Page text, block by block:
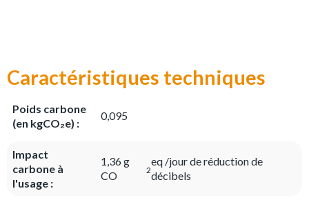
Caractéristiques techniques
Poids carbone
(en kgCO₂e) :
0,095
Impact
carbone à
l'usage :
1,36 g
CO
2
eq /jour de réduction de
décibels